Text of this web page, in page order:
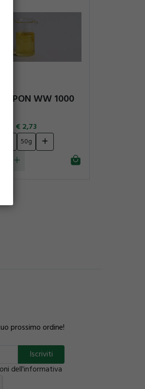
WW 1000
2,73
50g
prossimo ordine!
dell'informativa